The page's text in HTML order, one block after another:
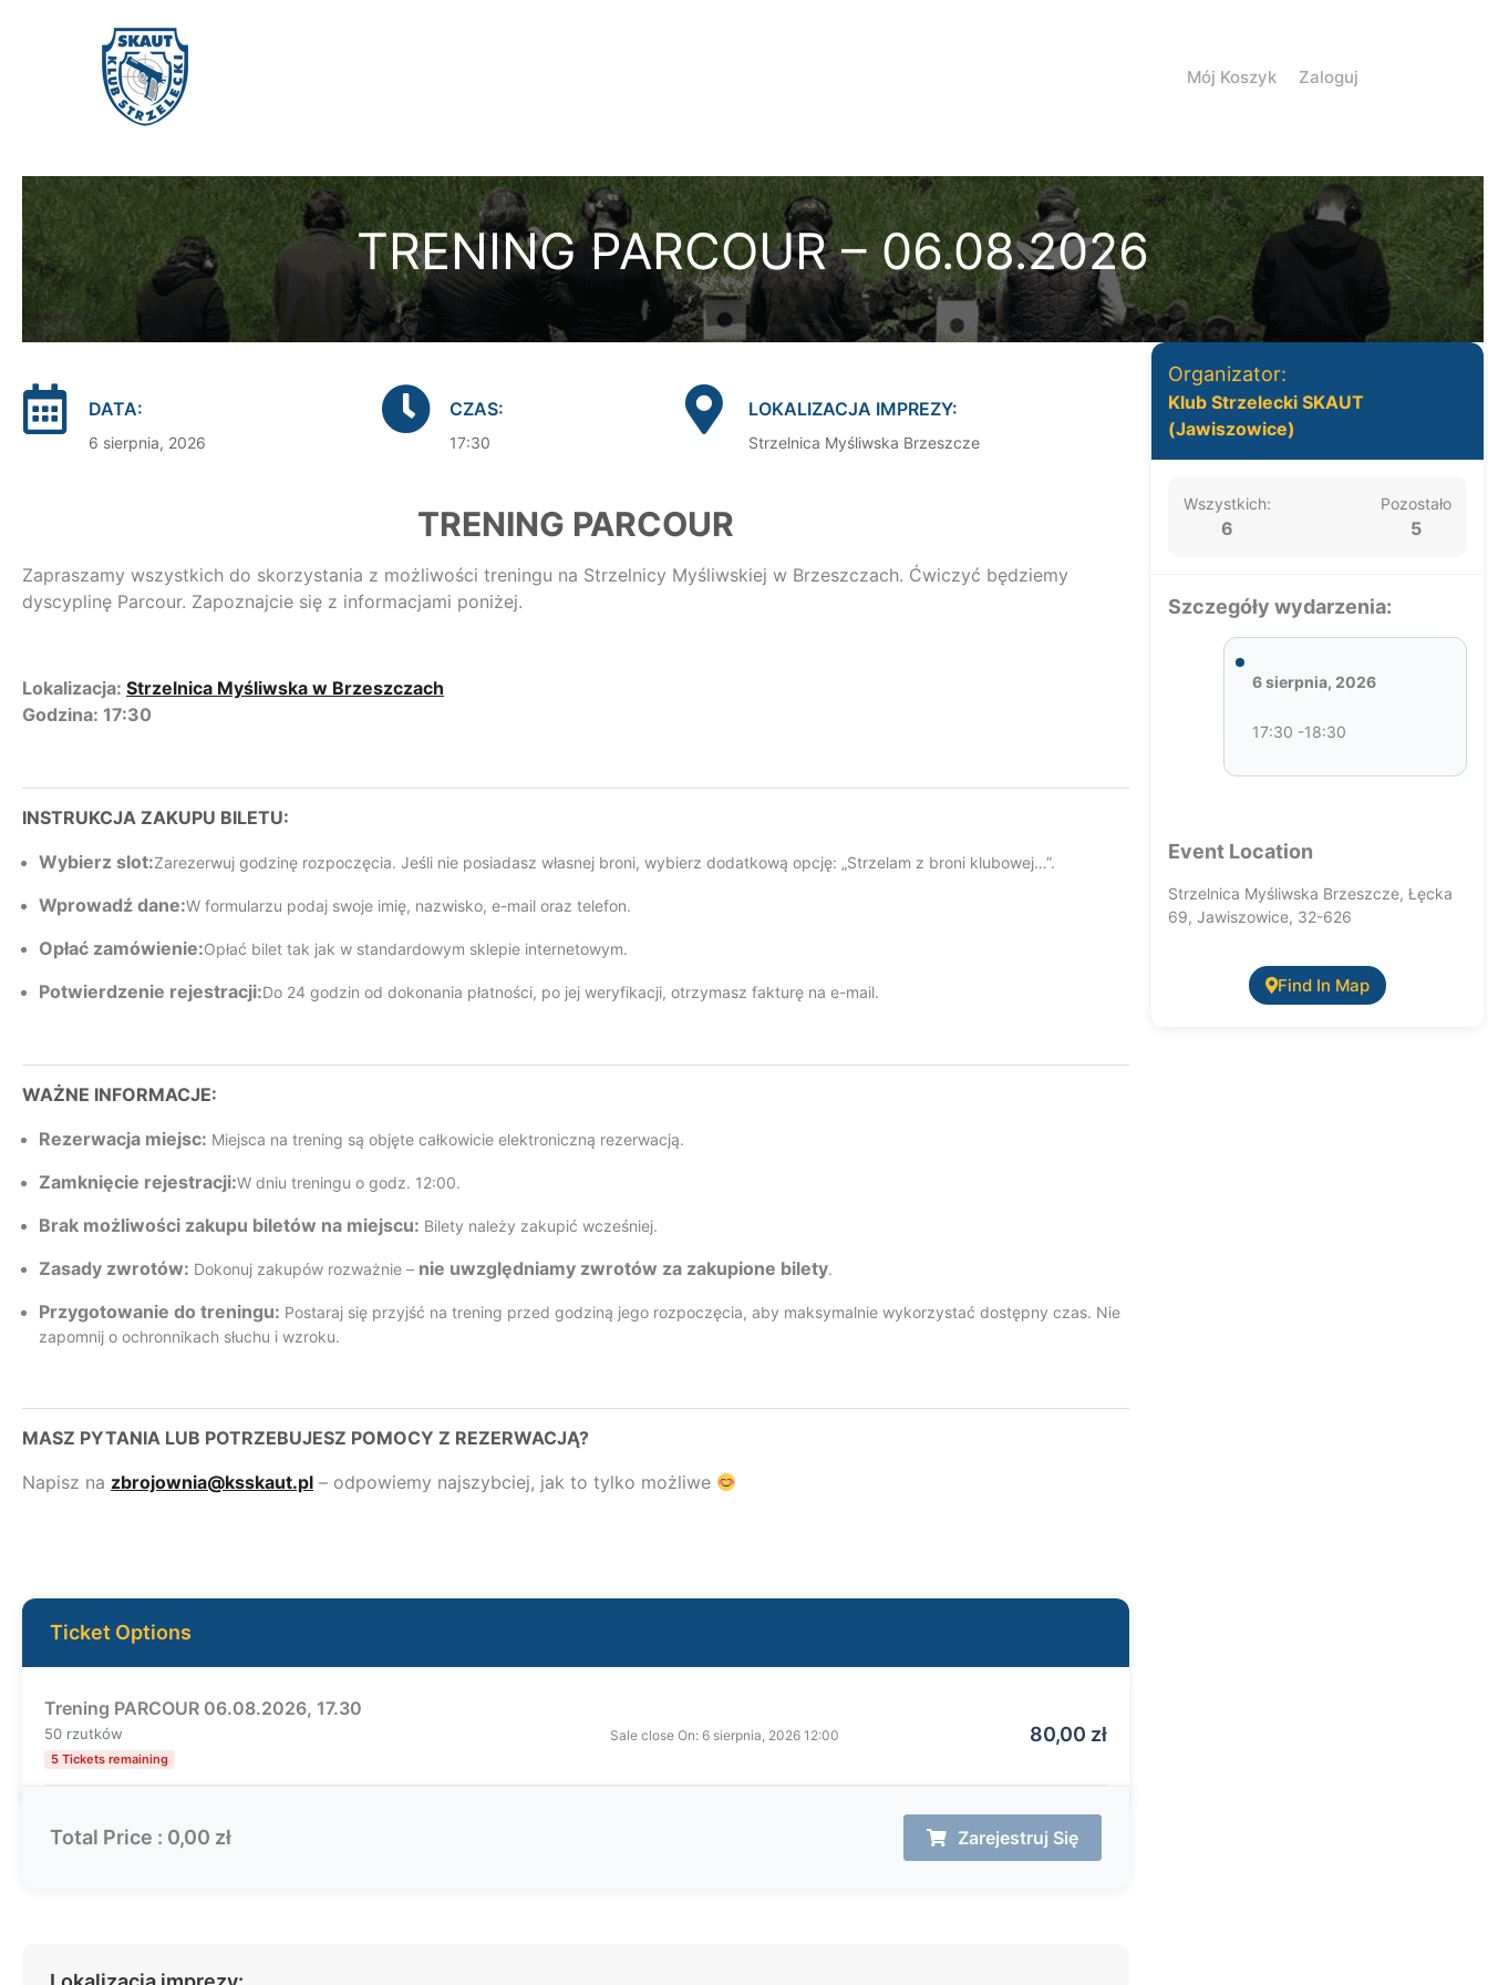
Mój Koszyk Zaloguj
TRENING PARCOUR – 06.08.2026
DATA:
6 sierpnia, 2026
CZAS:
17:30
LOKALIZACJA IMPREZY:
Strzelnica Myśliwska Brzeszcze
TRENING PARCOUR
Zapraszamy wszystkich do skorzystania z możliwości treningu na Strzelnicy Myśliwskiej w Brzeszczach. Ćwiczyć będziemy
dyscyplinę Parcour. Zapoznajcie się z informacjami poniżej.
Lokalizacja: Strzelnica Myśliwska w Brzeszczach
Godzina: 17:30
INSTRUKCJA ZAKUPU BILETU:
Wybierz slot:Zarezerwuj godzinę rozpoczęcia. Jeśli nie posiadasz własnej broni, wybierz dodatkową opcję: „Strzelam z broni klubowej…”.
Wprowadź dane:W formularzu podaj swoje imię, nazwisko, e-mail oraz telefon.
Opłać zamówienie:Opłać bilet tak jak w standardowym sklepie internetowym.
Potwierdzenie rejestracji:Do 24 godzin od dokonania płatności, po jej weryfikacji, otrzymasz fakturę na e-mail.
WAŻNE INFORMACJE:
Rezerwacja miejsc: Miejsca na trening są objęte całkowicie elektroniczną rezerwacją.
Zamknięcie rejestracji:W dniu treningu o godz. 12:00.
Brak możliwości zakupu biletów na miejscu: Bilety należy zakupić wcześniej.
Zasady zwrotów: Dokonuj zakupów rozważnie – nie uwzględniamy zwrotów za zakupione bilety.
Przygotowanie do treningu: Postaraj się przyjść na trening przed godziną jego rozpoczęcia, aby maksymalnie wykorzystać dostępny czas. Nie
zapomnij o ochronnikach słuchu i wzroku.
MASZ PYTANIA LUB POTRZEBUJESZ POMOCY Z REZERWACJĄ?
Napisz na zbrojownia@ksskaut.pl – odpowiemy najszybciej, jak to tylko możliwe
Ticket Options
Trening PARCOUR 06.08.2026, 17.30
50 rzutków
5 Tickets remaining
Sale close On: 6 sierpnia, 2026 12:00 80,00 zł
Total Price : 0,00 zł Zarejestruj Się
Organizator:
Klub Strzelecki SKAUT
(Jawiszowice)
Wszystkich:
6
Pozostało
5
Szczegóły wydarzenia:
6 sierpnia, 2026
17:30 -18:30
Event Location
Strzelnica Myśliwska Brzeszcze, Łęcka
69, Jawiszowice, 32-626
Find In Map